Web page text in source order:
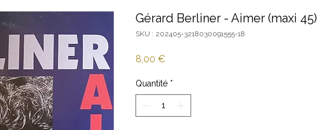
Gérard Berliner - Aimer (maxi 45)
SKU : 202405-3218030091555-18
8,00 €Prix
Quantité *